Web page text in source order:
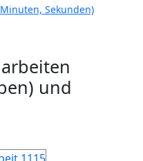
Sekunden)
und